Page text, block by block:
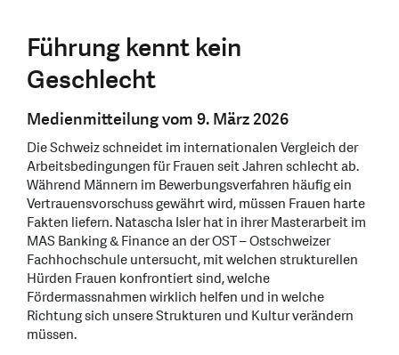
Führung kennt kein
Geschlecht
Medienmitteilung vom 9. März 2026
Die Schweiz schneidet im internationalen Vergleich der
Arbeitsbedingungen für Frauen seit Jahren schlecht ab.
Während Männern im Bewerbungsverfahren häufig ein
Vertrauensvorschuss gewährt wird, müssen Frauen harte
Fakten liefern. Natascha Isler hat in ihrer Masterarbeit im
MAS Banking & Finance an der OST – Ostschweizer
Fachhochschule untersucht, mit welchen strukturellen
Hürden Frauen konfrontiert sind, welche
Fördermassnahmen wirklich helfen und in welche
Richtung sich unsere Strukturen und Kultur verändern
müssen.